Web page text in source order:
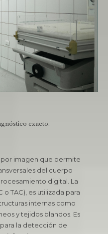
exacto.
imagen que permite
del cuerpo
digital. La
TAC), es utilizada para
internas como
y tejidos blandos. Es
la detección de